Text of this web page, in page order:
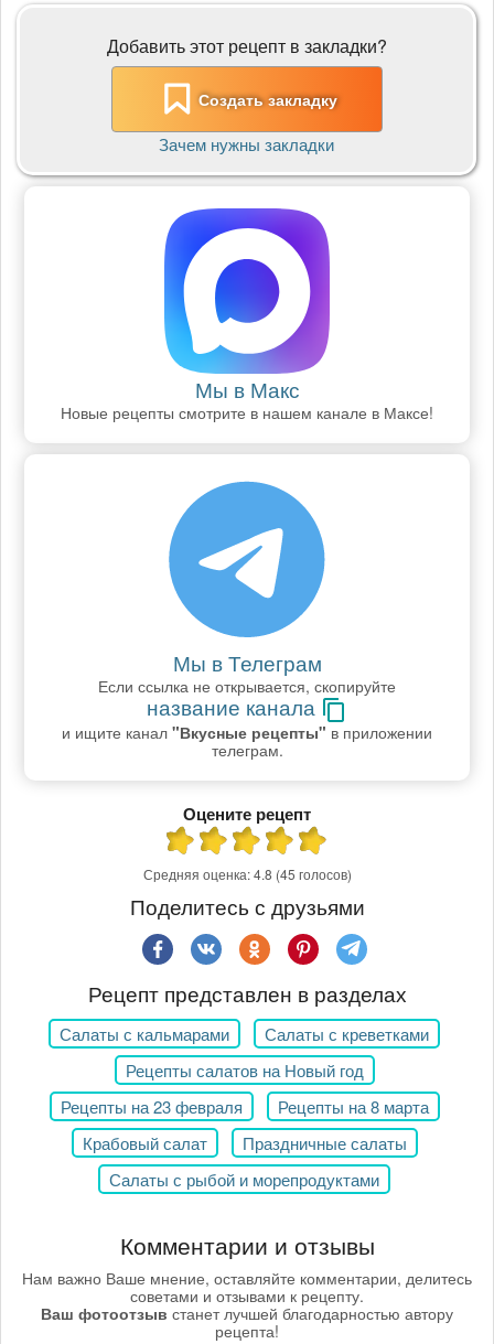
Добавить этот рецепт в закладки?
Создать закладку
Зачем нужны закладки
Мы в Макс
Новые рецепты смотрите в нашем канале в Максе!
Мы в Телеграм
Если ссылка не открывается, скопируйте
название канала
и ищите канал "Вкусные рецепты" в приложении
телеграм.
Оцените рецепт
Средняя оценка:4.8 (45 голосов)
Поделитесь с друзьями
Рецепт представлен в разделах
Салаты с кальмарами
Салаты с креветками
Рецепты салатов на Новый год
Рецепты на 23 февраля
Рецепты на 8 марта
Крабовый салат
Праздничные салаты
Салаты с рыбой и морепродуктами
Комментарии и отзывы
Нам важно Ваше мнение, оставляйте комментарии, делитесь
советами и отзывами к рецепту.
Ваш фотоотзыв станет лучшей благодарностью автору
рецепта!